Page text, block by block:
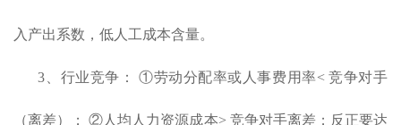
入产出系数，低人工成本含量。
3、行业竞争： ①劳动分配率或人事费用率< 竞争对手
（离差）； ②人均人力资源成本> 竞争对手离差；反正要达